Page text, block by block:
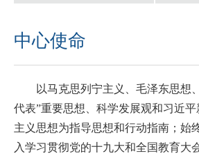
中心使命
以马克思列宁主义、毛泽东思想
代表”重要思想、科学发展观和习近
主义思想为指导思想和行动指南；始
入学习贯彻党的十九大和全国教育大